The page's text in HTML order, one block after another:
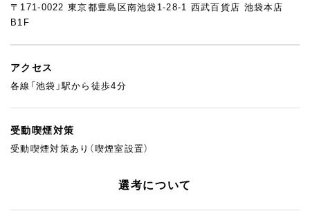
〒171-0022 東京都豊島区南池袋1-28-1 西武百貨店 池袋本店
B1F
アクセス
各線「池袋」駅から徒歩4分
受動喫煙対策
受動喫煙対策あり（喫煙室設置）
選考について